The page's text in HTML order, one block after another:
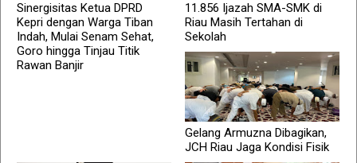
Sinergisitas Ketua DPRD
Kepri dengan Warga Tiban
Indah, Mulai Senam Sehat,
Goro hingga Tinjau Titik
Rawan Banjir
11.856 Ijazah SMA-SMK di
Riau Masih Tertahan di
Sekolah
Gelang Armuzna Dibagikan,
JCH Riau Jaga Kondisi Fisik